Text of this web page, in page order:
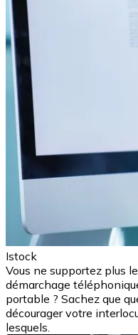
Istock
Vous ne supportez plus
démarchage
portable ? Sachez que
décourager votre
lesquels.